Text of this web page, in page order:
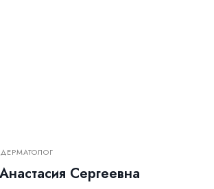
Сергеевна